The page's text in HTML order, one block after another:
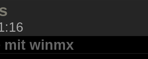
mit winmx